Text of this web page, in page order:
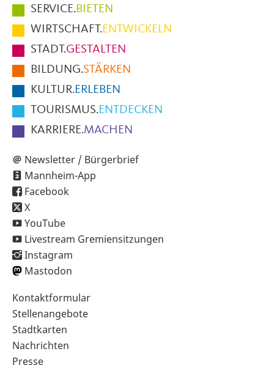
Hauptmenüpunkte
im
Fußbereich
der
Seite
SERVICE.BIETEN
WIRTSCHAFT.ENTWICKELN
STADT.GESTALTEN
BILDUNG.STÄRKEN
KULTUR.ERLEBEN
TOURISMUS.ENTDECKEN
KARRIERE.MACHEN
Newsletter / Bürgerbrief
Mannheim-App
Facebook
X
YouTube
Livestream Gremiensitzungen
Instagram
Mastodon
Sekundärnavigation
im
Fußbereich
Kontaktformular
Stellenangebote
Stadtkarten
Nachrichten
Presse